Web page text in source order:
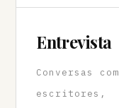
Entrevista
Conversas com
escritores,